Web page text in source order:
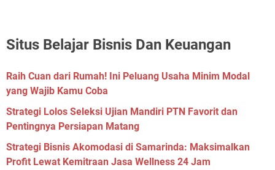
Situs Belajar Bisnis Dan Keuangan
Raih Cuan dari Rumah! Ini Peluang Usaha Minim Modal
yang Wajib Kamu Coba
Strategi Lolos Seleksi Ujian Mandiri PTN Favorit dan
Pentingnya Persiapan Matang
Strategi Bisnis Akomodasi di Samarinda: Maksimalkan
Profit Lewat Kemitraan Jasa Wellness 24 Jam